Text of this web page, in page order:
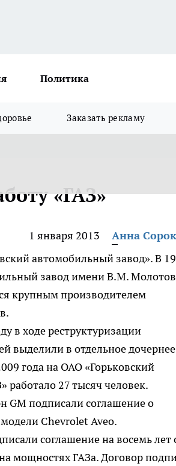
Политика
Заказать рекламу
«ГАЗ»
1 января 2013
Анна
автомобильный завод». В
завод имени В.М.
крупным производителем
в ходе реструктуризации
выделили в отдельное дочернее
года на ОАО «Горьковский
27 тысяч человек.
GM подписали соглашение о
Chevrolet Aveo.
cоглашение на восемь лет
мощностях ГАЗа. Договор